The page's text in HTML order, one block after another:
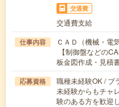
交通費
交通費支給
仕事内容
ＣＡＤ（機械・電
【制御盤などの
板金図作成・見積
応募資格
職種未経験OK / ブ
未経験からもチャ
験のある方を歓迎